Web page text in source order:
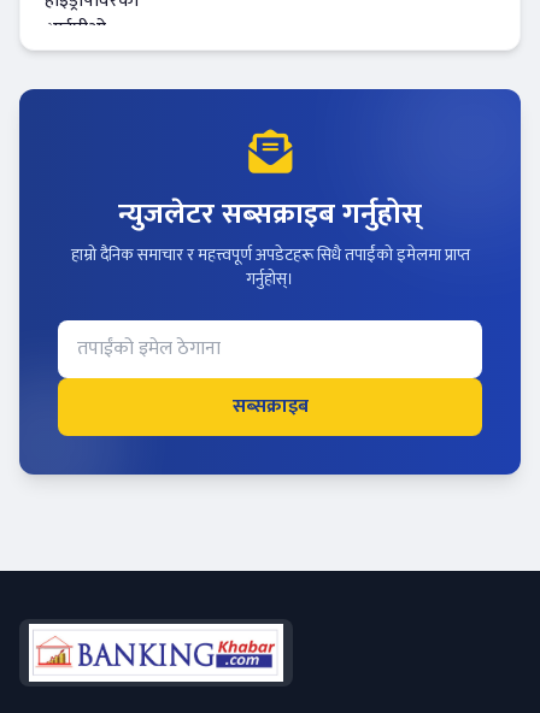
न्युजलेटर सब्सक्राइब गर्नुहोस्
हाम्रो दैनिक समाचार र महत्त्वपूर्ण अपडेटहरू सिधै तपाईंको इमेलमा प्राप्त
गर्नुहोस्।
सब्सक्राइब